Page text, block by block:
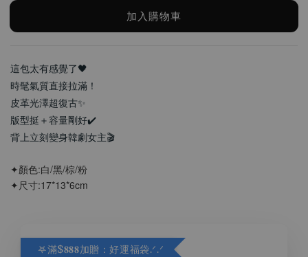
加入購物車
這包太有感覺了🖤
時髦氣質直接拉滿！
皮革光澤超復古✨
版型挺＋容量剛好✔️
背上立刻變身韓劇女主🎬
✦顏色:白/黑/棕/粉
✦尺寸:17*13*6cm
𖤐滿$𝟖𝟖𝟖加贈：好運福袋.ᐟ‪.ᐟ